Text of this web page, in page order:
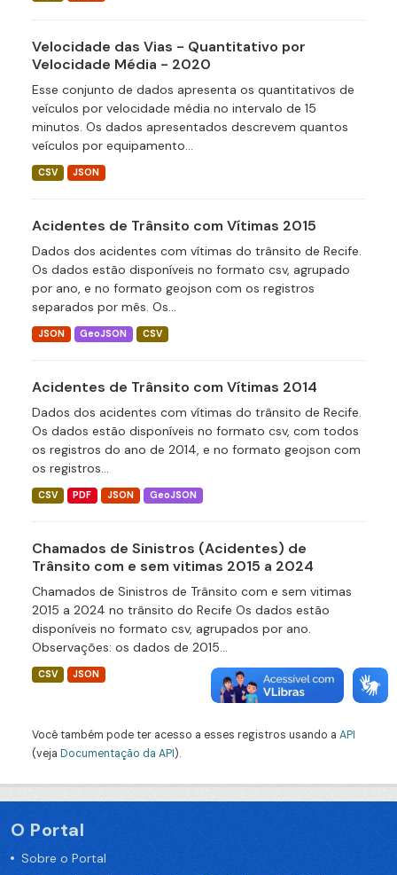
Velocidade das Vias - Quantitativo por
Velocidade Média - 2020
Esse conjunto de dados apresenta os quantitativos de
veículos por velocidade média no intervalo de 15
minutos. Os dados apresentados descrevem quantos
veículos por equipamento...
CSV JSON
Acidentes de Trânsito com Vítimas 2015
Dados dos acidentes com vítimas do trânsito de Recife.
Os dados estão disponíveis no formato csv, agrupado
por ano, e no formato geojson com os registros
separados por mês. Os...
JSON GeoJSON CSV
Acidentes de Trânsito com Vítimas 2014
Dados dos acidentes com vítimas do trânsito de Recife.
Os dados estão disponíveis no formato csv, com todos
os registros do ano de 2014, e no formato geojson com
os registros...
CSV PDF JSON GeoJSON
Chamados de Sinistros (Acidentes) de
Trânsito com e sem vitimas 2015 a 2024
Chamados de Sinistros de Trânsito com e sem vitimas
2015 a 2024 no trânsito do Recife Os dados estão
disponíveis no formato csv, agrupados por ano.
Observações: os dados de 2015...
CSV JSON
Você também pode ter acesso a esses registros usando a API
(veja Documentação da API).
O Portal
Sobre o Portal